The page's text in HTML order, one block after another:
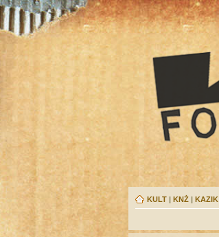
KULT | KNŻ | KAZIK